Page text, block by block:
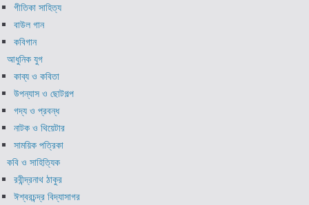
গীতিকা সাহিত্য
বাউল গান
কবিগান
আধুনিক যুগ
কাব্য ও কবিতা
উপন্যাস ও ছোটগল্প
গদ্য ও প্রবন্ধ
নাটক ও থিয়েটার
সাময়িক পত্রিকা
কবি ও সাহিত্যিক
রবীন্দ্রনাথ ঠাকুর
ঈশ্বরচন্দ্র বিদ্যাসাগর